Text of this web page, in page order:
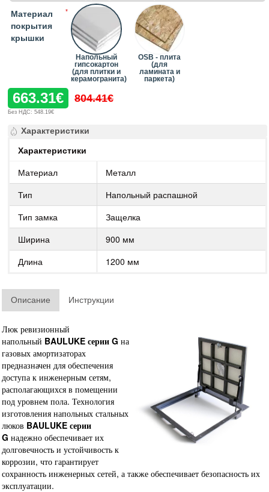
663.31€ 804.41€
Без НДС: 548.19€
Материал
покрытия
крышки
Напольный
гипсокартон
(для плитки и
керамогранита)
OSB - плита
(для
ламината и
паркета)
Характеристики
Характеристики
Материал
Металл
Тип
Напольный распашной
Тип замка
Защелка
Ширина
900 мм
Длина
1200 мм
Описание Инструкции
Люк ревизионный
напольный BAULUKE серии G на
газовых амортизаторах
предназначен для обеспечения
доступа к инженерным сетям,
располагающихся в помещении
под уровнем пола. Технология
изготовления напольных стальных
люков BAULUKE серии
G надежно обеспечивает их
долговечность и устойчивость к
коррозии, что гарантирует
сохранность инженерных сетей, а также обеспечивает безопасность их
эксплуатации.